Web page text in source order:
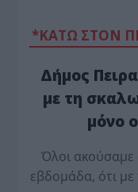
*ΚΑΤΩ ΣΤΟΝ
Δήμος
με τη
μόνο
Όλοι ακούσαμε
εβδομάδα, ότι με